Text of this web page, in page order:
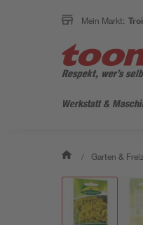
Mein Markt:
Werkstatt &
/ Garten &